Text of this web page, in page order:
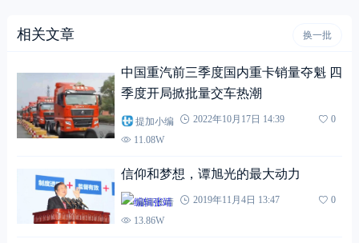
相关文章 换一批
中国重汽前三季度国内重卡销量夺魁 四
季度开局掀批量交车热潮
提加小编 2022年10月17日 14:39
0
11.08W
信仰和梦想，谭旭光的最大动力
编辑张靖 2019年11月4日 13:47
0
13.86W